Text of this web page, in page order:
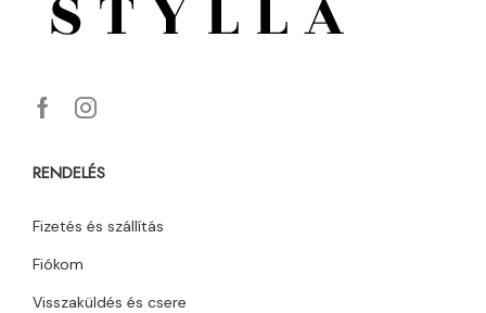
RENDELÉS
Fizetés és szállítás
Fiókom
Visszaküldés és csere